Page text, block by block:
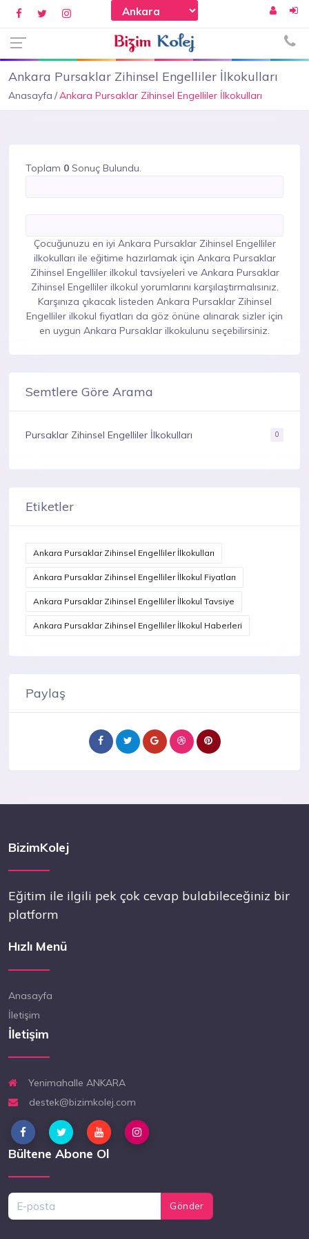
Ankara Pursaklar Zihinsel Engelliler İlkokulları
Anasayfa Ankara Pursaklar Zihinsel Engelliler İlkokulları
Toplam 0 Sonuç Bulundu.
Çocuğunuzu en iyi Ankara Pursaklar Zihinsel Engelliler
ilkokulları ile eğitime hazırlamak için Ankara Pursaklar
Zihinsel Engelliler ilkokul tavsiyeleri ve Ankara Pursaklar
Zihinsel Engelliler ilkokul yorumlarını karşılaştırmalısınız.
Karşınıza çıkacak listeden Ankara Pursaklar Zihinsel
Engelliler ilkokul fiyatları da göz önüne alınarak sizler için
en uygun Ankara Pursaklar ilkokulunu seçebilirsiniz.
Semtlere Göre Arama
Pursaklar Zihinsel Engelliler İlkokulları 0
Etiketler
Ankara Pursaklar Zihinsel Engelliler İlkokulları
Ankara Pursaklar Zihinsel Engelliler İlkokul Fiyatları
Ankara Pursaklar Zihinsel Engelliler İlkokul Tavsiye
Ankara Pursaklar Zihinsel Engelliler İlkokul Haberleri
Paylaş
BizimKolej
Eğitim ile ilgili pek çok cevap bulabileceğiniz bir
platform
Hızlı Menü
Anasayfa
İletişim
İletişim
Yenimahalle ANKARA
destek@bizimkolej.com
Bültene Abone Ol
Gönder